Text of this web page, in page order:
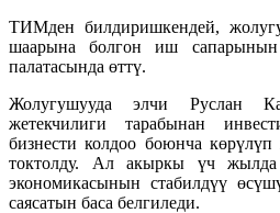
ТИМден билдиришкендей,
шаарына болгон иш сапарынын
палатасында өттү.
Жолугушууда элчи Руслан
жетекчилиги тарабынан
бизнести колдоо боюнча көрүлүп
токтолду. Ал акыркы үч жылда
экономикасынын стабилдүү
саясатын баса белгиледи.